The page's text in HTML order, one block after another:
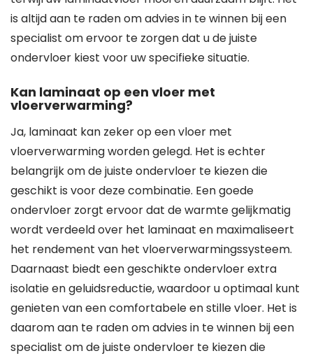
is altijd aan te raden om advies in te winnen bij een
specialist om ervoor te zorgen dat u de juiste
ondervloer kiest voor uw specifieke situatie.
Kan laminaat op een vloer met
vloerverwarming?
Ja, laminaat kan zeker op een vloer met
vloerverwarming worden gelegd. Het is echter
belangrijk om de juiste ondervloer te kiezen die
geschikt is voor deze combinatie. Een goede
ondervloer zorgt ervoor dat de warmte gelijkmatig
wordt verdeeld over het laminaat en maximaliseert
het rendement van het vloerverwarmingssysteem.
Daarnaast biedt een geschikte ondervloer extra
isolatie en geluidsreductie, waardoor u optimaal kunt
genieten van een comfortabele en stille vloer. Het is
daarom aan te raden om advies in te winnen bij een
specialist om de juiste ondervloer te kiezen die